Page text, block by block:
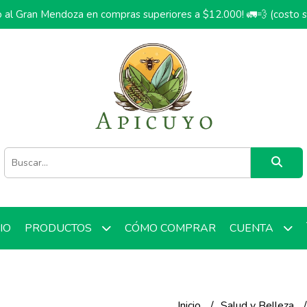
al Gran Mendoza en compras superiores a $12.000! 🚛💨 (costo
PRODUCTOS CÓMO COMPRAR CUENTA